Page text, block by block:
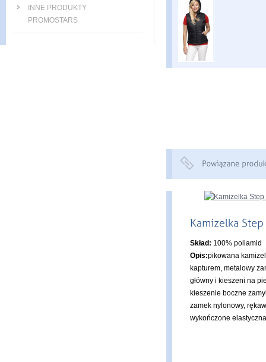
Skład: 100% poliamid
Opis:pikowana
kapturem, metalowy
główny i kieszeni na
kieszenie boczne
zamek nylonowy,
wykończone
INNE PRODUKTY
PROMOSTARS